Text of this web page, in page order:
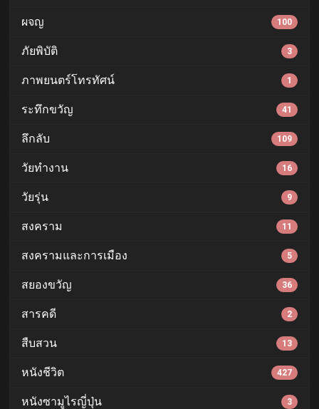
ผจญ 100
ภัยพิบัติ 3
ภาพยนตร์โทรทัศน์ 1
ระทึกขวัญ 41
ลึกลับ 109
วัยทำงาน 16
วัยรุ่น 9
สงคราม 11
สงครามและการเมือง 5
สยองขวัญ 36
สารคดี 2
สืบสวน 13
หนังชีวิต 427
หนังซามูไรญี่ปุ่น 3